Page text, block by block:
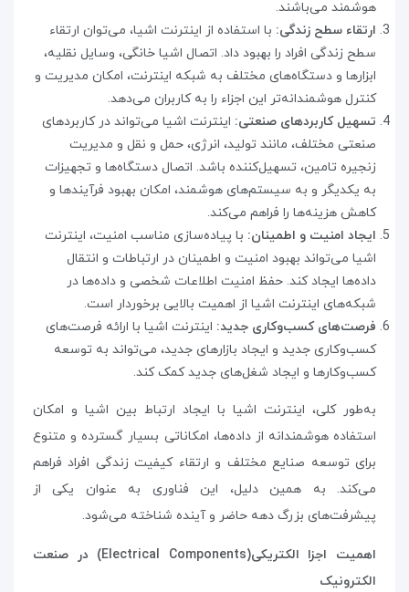
هوشمند می‌باشند.
ارتقاء سطح زندگی: با استفاده از اینترنت اشیا، می‌توان ارتقاء
سطح زندگی افراد را بهبود داد. اتصال اشیا خانگی، وسایل نقلیه،
ابزارها و دستگاه‌های مختلف به شبکه اینترنت، امکان مدیریت و
کنترل هوشمندانه‌تر این اجزاء را به کاربران می‌دهد.
تسهیل کاربردهای صنعتی: اینترنت اشیا می‌تواند در کاربردهای
صنعتی مختلف، مانند تولید، انرژی، حمل و نقل و مدیریت
زنجیره تامین، تسهیل‌کننده باشد. اتصال دستگاه‌ها و تجهیزات
به یکدیگر و به سیستم‌های هوشمند، امکان بهبود فرآیندها و
کاهش هزینه‌ها را فراهم می‌کند.
ایجاد امنیت و اطمینان: با پیاده‌سازی مناسب امنیت، اینترنت
اشیا می‌تواند بهبود امنیت و اطمینان در ارتباطات و انتقال
داده‌ها ایجاد کند. حفظ امنیت اطلاعات شخصی و داده‌ها در
شبکه‌های اینترنت اشیا از اهمیت بالایی برخوردار است.
فرصت‌های کسب‌وکاری جدید: اینترنت اشیا با ارائه فرصت‌های
کسب‌وکاری جدید و ایجاد بازارهای جدید، می‌تواند به توسعه
کسب‌وکارها و ایجاد شغل‌های جدید کمک کند.
به‌طور کلی، اینترنت اشیا با ایجاد ارتباط بین اشیا و امکان
استفاده هوشمندانه از داده‌ها، امکاناتی بسیار گسترده و متنوع
برای توسعه صنایع مختلف و ارتقاء کیفیت زندگی افراد فراهم
می‌کند. به همین دلیل، این فناوری به عنوان یکی از
پیشرفت‌های بزرگ دهه حاضر و آینده شناخته می‌شود.
اهمیت اجزا الکتریکی(Electrical Components) در صنعت
الکترونیک